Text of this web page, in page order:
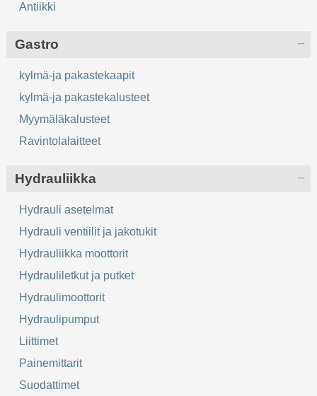
Antiikki
Gastro
kylmä-ja pakastekaapit
kylmä-ja pakastekalusteet
Myymäläkalusteet
Ravintolalaitteet
Hydrauliikka
Hydrauli asetelmat
Hydrauli ventiilit ja jakotukit
Hydrauliikka moottorit
Hydrauliletkut ja putket
Hydraulimoottorit
Hydraulipumput
Liittimet
Painemittarit
Suodattimet